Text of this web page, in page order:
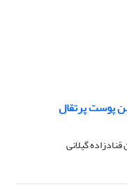
پوست پرتقال
گیلانی